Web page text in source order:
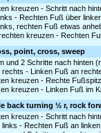
kreuzen - Schritt nach
- Rechten Fuß über
rechten Fuß etwas
kreuzen - Rechten
point, cross, sweep
und 2 Schritte nach hinten
rechts - Linken Fuß an
kreuzen - Rechte
kreuzen - Linken Fuß im
back turning ½ r, rock
kreuzen - Schritt nach
- Rechten Fuß an